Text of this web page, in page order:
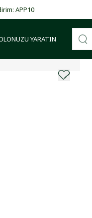
farksız 4 taksit!
YARATIN